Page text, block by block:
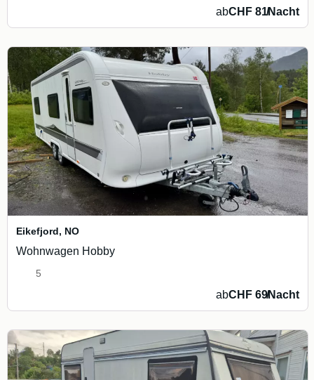
abCHF 81/Nacht
Eikefjord, NO
Wohnwagen Hobby
5
abCHF 69/Nacht